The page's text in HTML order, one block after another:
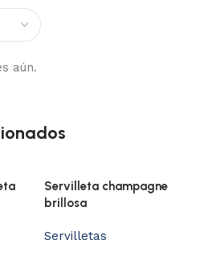
aún.
Servilleta champagne
brillosa
Servilletas